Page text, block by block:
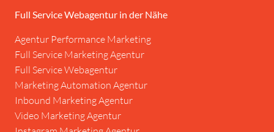
Full Service Webagentur in der Nähe
Agentur Performance Marketing
Full Service Marketing Agentur
Full Service Webagentur
Marketing Automation Agentur
Inbound Marketing Agentur
Video Marketing Agentur